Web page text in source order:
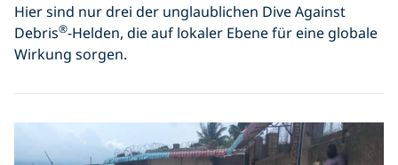
Hier sind nur drei der unglaublichen Dive Against
Debris®-Helden, die auf lokaler Ebene für eine globale
Wirkung sorgen.